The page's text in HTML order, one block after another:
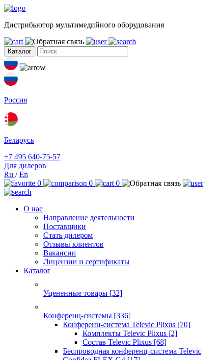
Дистрибьютор мультимедийного оборудования
Каталог
Россия
Беларусь
+7 495 640-75-57
Для дилеров
Ru /En
0
0 0
О нас
Направление деятельности
Поставщики
Стать дилером
Отзывы клиентов
Вакансии
Лицензии и сертификаты
Каталог
Уцененные товары [32]
Конференц-системы [336]
Конференц-система Televic Plixus [70]
Комплекты Televic Plixus [2]
Состав Televic Plixus [68]
Беспроводная конференц-система Televic